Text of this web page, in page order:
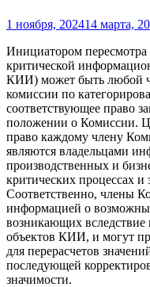
1 ноября, 202414 марта,
Инициатором пересмотра
критической
КИИ) может быть любой
комиссии по
соответствующее право
положении о Комиссии.
право каждому члену
являются владельцами
производственных и
критических процессах
Соответственно, члены
информацией о
возникающих
объектов КИИ, и могут
для перерасчетов
последующей
значимости.